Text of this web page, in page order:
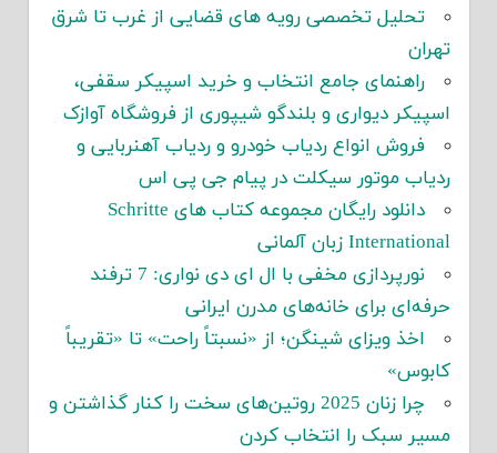
تحلیل تخصصی رویه های قضایی از غرب تا شرق
تهران
راهنمای جامع انتخاب و خرید اسپیکر سقفی،
اسپیکر دیواری و بلندگو شیپوری از فروشگاه آوازک
فروش انواع ردیاب خودرو و ردیاب آهنربایی و
ردیاب موتور سیکلت در پیام جی پی اس
دانلود رایگان مجموعه کتاب های Schritte
International زبان آلمانی
نورپردازی مخفی با ال ای دی نواری: 7 ترفند
حرفه‌ای برای خانه‌های مدرن ایرانی
اخذ ویزای شینگن؛ از «نسبتاً راحت» تا «تقریباً
کابوس»
چرا زنان 2025 روتین‌های سخت را کنار گذاشتن و
مسیر سبک را انتخاب کردن